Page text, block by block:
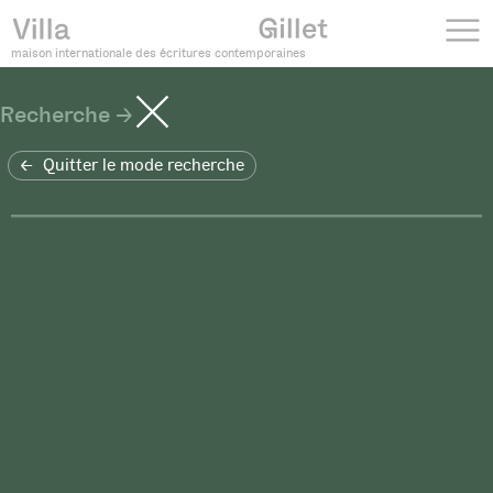
maison internationale des écritures contemporaines
Recherche
Quitter le mode recherche